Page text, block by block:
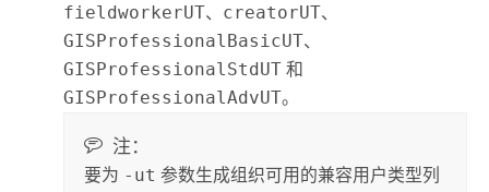
fieldworkerUT、 creatorUT、
GISProfessionalBasicUT、
GISProfessionalStdUT 和
GISProfessionalAdvUT。
注：
要为 -ut 参数生成组织可用的兼容用户类型列